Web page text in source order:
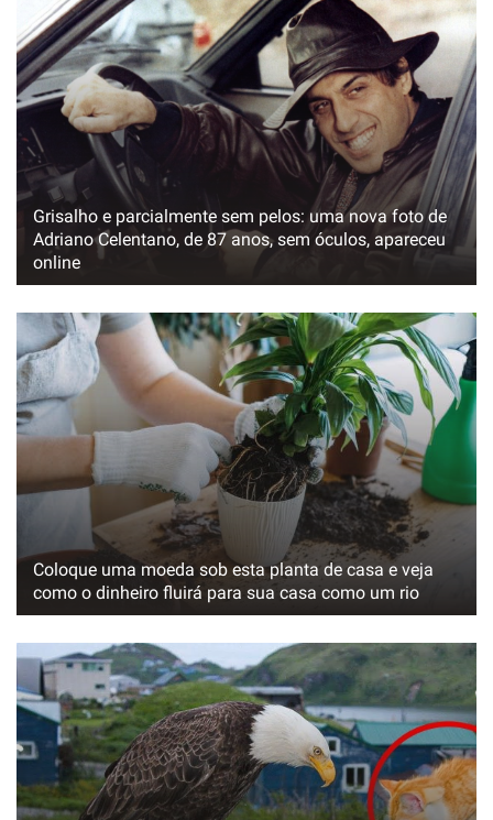
Grisalho e parcialmente sem pelos: uma nova foto de
Adriano Celentano, de 87 anos, sem óculos, apareceu
online
Coloque uma moeda sob esta planta de casa e veja
como o dinheiro fluirá para sua casa como um rio